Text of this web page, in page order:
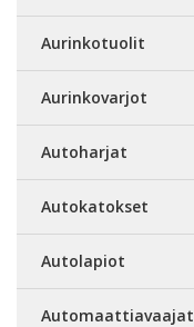
Aurinkotuolit
Aurinkovarjot
Autoharjat
Autokatokset
Autolapiot
Automaattiavaajat